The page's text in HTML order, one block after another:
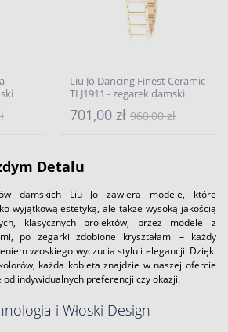
Liu Jo Dancing Finest Ceramic
TLJ1911 - zegarek damski
701,00 zł 960,00 zł
Detalu
damskich Liu Jo zawiera modele, które
wyjątkową estetyką, ale także wysoką jakością
klasycznych projektów, przez modele z
po zegarki zdobione kryształami – każdy
włoskiego wyczucia stylu i elegancji. Dzięki
każda kobieta znajdzie w naszej ofercie
indywidualnych preferencji czy okazji.
i Włoski Design